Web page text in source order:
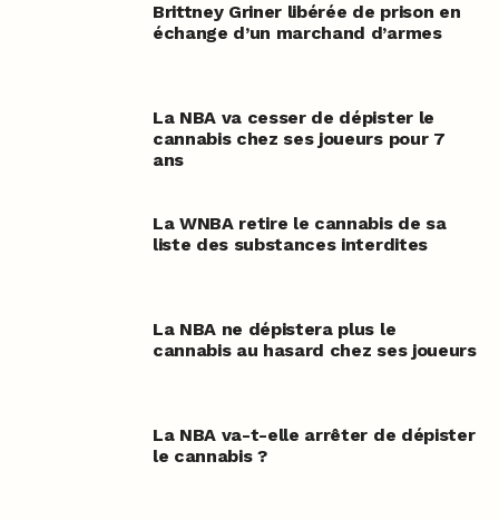
Brittney Griner libérée de prison en
échange d’un marchand d’armes
La NBA va cesser de dépister le
cannabis chez ses joueurs pour 7
ans
La WNBA retire le cannabis de sa
liste des substances interdites
La NBA ne dépistera plus le
cannabis au hasard chez ses joueurs
La NBA va-t-elle arrêter de dépister
le cannabis ?